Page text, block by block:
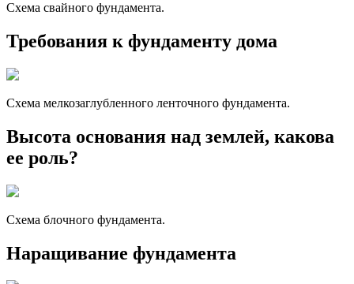
Схема свайного фундамента.
Требования к фундаменту дома
Схема мелкозаглубленного ленточного фундамента.
Высота основания над землей, какова
ее роль?
Схема блочного фундамента.
Наращивание фундамента